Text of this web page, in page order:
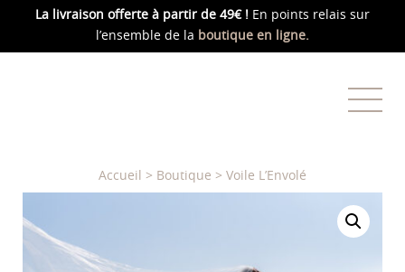
La livraison offerte à partir de 49€ ! En points relais sur
l’ensemble de la boutique en ligne.
Accueil > Boutique > Voile L’Envolé